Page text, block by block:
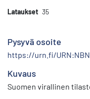
Lataukset 35
Pysyvä osoite
https://urn.fi/
Kuvaus
Suomen virallinen